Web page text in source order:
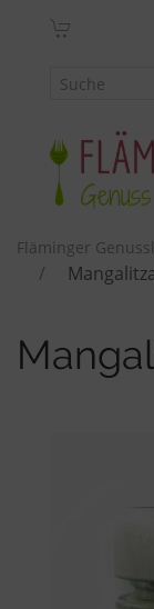
Fläminger